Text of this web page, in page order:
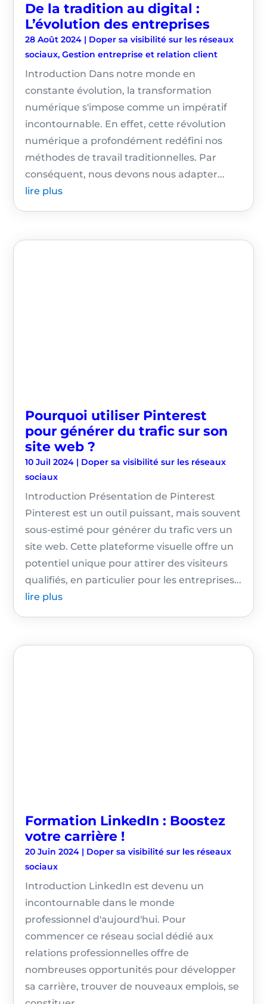
De la tradition au digital :
L’évolution des entreprises
28 Août 2024 | Doper sa visibilité sur les réseaux
sociaux,Gestion entreprise et relation client
Introduction Dans notre monde en
constante évolution, la transformation
numérique s'impose comme un impératif
incontournable. En effet, cette révolution
numérique a profondément redéfini nos
méthodes de travail traditionnelles. Par
conséquent, nous devons nous adapter...
lire plus
Pourquoi utiliser Pinterest
pour générer du trafic sur son
site web ?
10 Juil 2024 | Doper sa visibilité sur les réseaux
sociaux
Introduction Présentation de Pinterest
Pinterest est un outil puissant, mais souvent
sous-estimé pour générer du trafic vers un
site web. Cette plateforme visuelle offre un
potentiel unique pour attirer des visiteurs
qualifiés, en particulier pour les entreprises...
lire plus
Formation LinkedIn : Boostez
votre carrière !
20 Juin 2024 | Doper sa visibilité sur les réseaux
sociaux
Introduction LinkedIn est devenu un
incontournable dans le monde
professionnel d'aujourd'hui. Pour
commencer ce réseau social dédié aux
relations professionnelles offre de
nombreuses opportunités pour développer
sa carrière, trouver de nouveaux emplois, se